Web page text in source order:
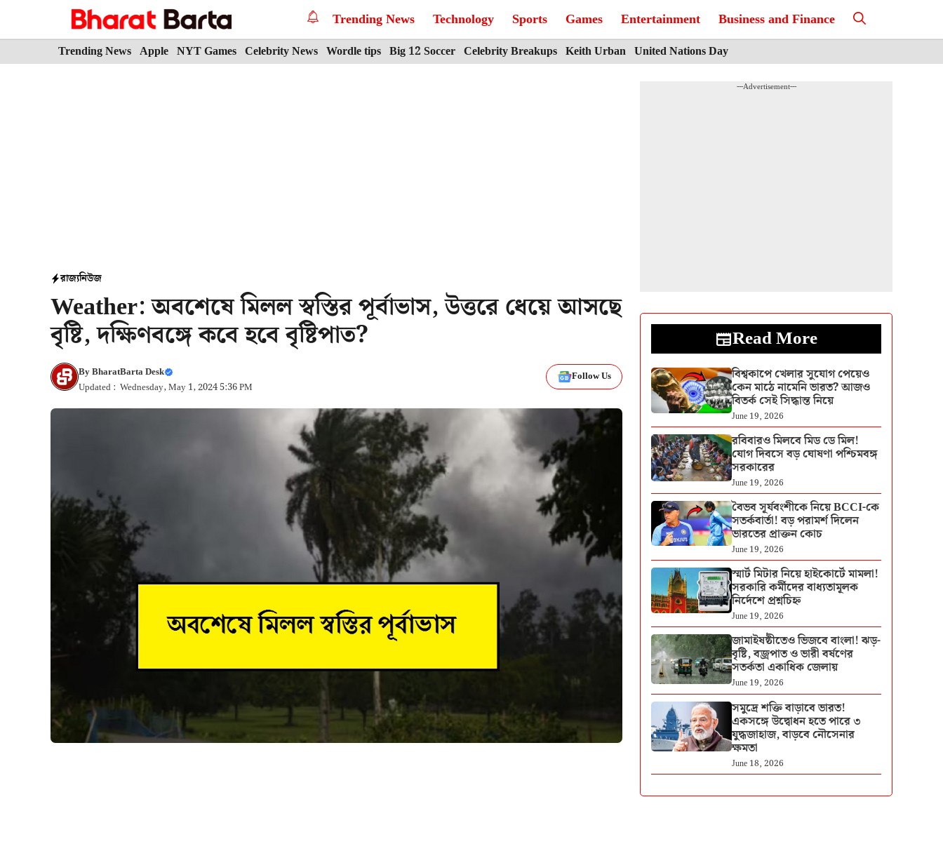
Trending News Technology Sports Games Entertainment Business and Finance
Trending News Apple NYT Games Celebrity News Wordle tips Big 12 Soccer Celebrity Breakups Keith Urban United Nations Day
রাজ্যনিউজ
Weather: অবশেষে মিলল স্বস্তির পূর্বাভাস, উত্তরে ধেয়ে আসছে
বৃষ্টি, দক্ষিণবঙ্গে কবে হবে বৃষ্টিপাত?
ByBharatBarta Desk
Updated : Wednesday, May 1, 2024 5:36 PM
Follow Us
---Advertisement---
Read More
বিশ্বকাপে খেলার সুযোগ পেয়েও
কেন মাঠে নামেনি ভারত? আজও
বিতর্ক সেই সিদ্ধান্ত নিয়ে
June 19, 2026
রবিবারও মিলবে মিড ডে মিল!
যোগ দিবসে বড় ঘোষণা পশ্চিমবঙ্গ
সরকারের
June 19, 2026
বৈভব সূর্যবংশীকে নিয়ে BCCI-কে
সতর্কবার্তা! বড় পরামর্শ দিলেন
ভারতের প্রাক্তন কোচ
June 19, 2026
স্মার্ট মিটার নিয়ে হাইকোর্টে মামলা!
সরকারি কর্মীদের বাধ্যতামূলক
নির্দেশে প্রশ্নচিহ্ন
June 19, 2026
জামাইষষ্ঠীতেও ভিজবে বাংলা! ঝড়-
বৃষ্টি, বজ্রপাত ও ভারী বর্ষণের
সতর্কতা একাধিক জেলায়
June 19, 2026
সমুদ্রে শক্তি বাড়াবে ভারত!
একসঙ্গে উদ্বোধন হতে পারে ৩
যুদ্ধজাহাজ, বাড়বে নৌসেনার
ক্ষমতা
June 18, 2026